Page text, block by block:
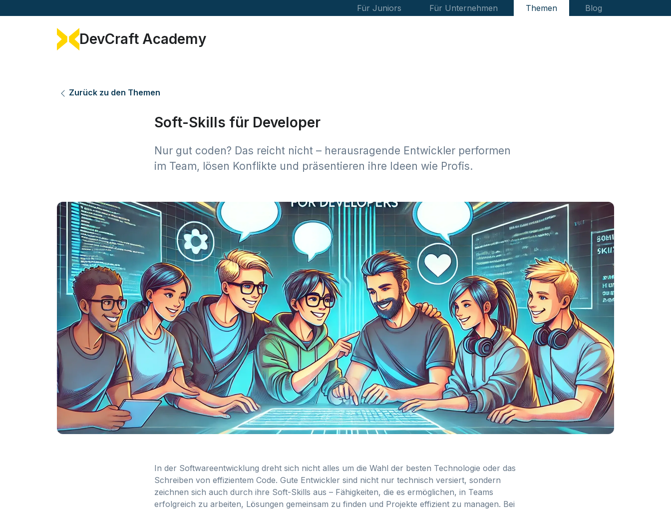
Für Juniors Für Unternehmen Themen Blog
DevCraft Academy
Zurück zu den Themen
Soft-Skills für Developer
Nur gut coden? Das reicht nicht – herausragende Entwickler performen
im Team, lösen Konflikte und präsentieren ihre Ideen wie Profis.
In der Softwareentwicklung dreht sich nicht alles um die Wahl der besten Technologie oder das
Schreiben von effizientem Code. Gute Entwickler sind nicht nur technisch versiert, sondern
zeichnen sich auch durch ihre Soft-Skills aus – Fähigkeiten, die es ermöglichen, in Teams
erfolgreich zu arbeiten, Lösungen gemeinsam zu finden und Projekte effizient zu managen. Bei